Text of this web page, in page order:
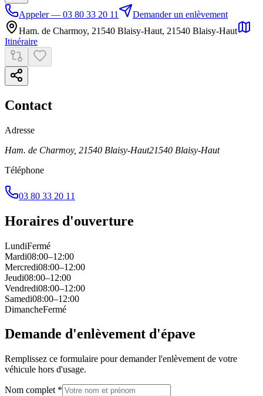
Appeler — 03 80 33 20 11
Demander un enlèvement
Ham. de Charmoy, 21540 Blaisy-Haut, 21540 Blaisy-Haut
Itinéraire
Contact
Adresse
Ham. de Charmoy, 21540 Blaisy-Haut21540 Blaisy-Haut
Téléphone
03 80 33 20 11
Horaires d'ouverture
LundiFermé
Mardi08:00–12:00
Mercredi08:00–12:00
Jeudi08:00–12:00
Vendredi08:00–12:00
Samedi08:00–12:00
DimancheFermé
Demande d'enlèvement d'épave
Remplissez ce formulaire pour demander l'enlèvement de votre
véhicule hors d'usage.
Nom complet *